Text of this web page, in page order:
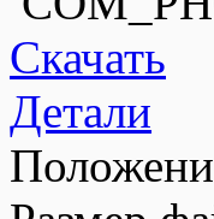
Скачать
Детали